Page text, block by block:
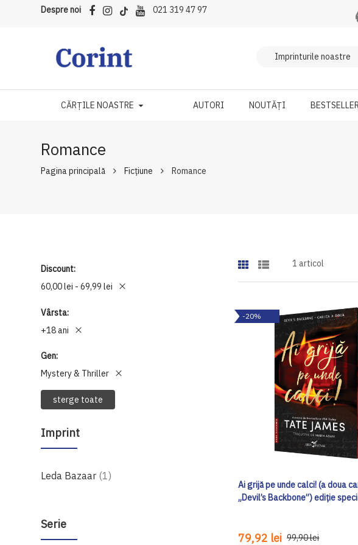
Despre noi 021 319 47 97
CĂRȚILE NOASTRE AUTORI NOUTĂȚI BESTSELLER
Romance
Pagina principală Ficțiune Romance
Discount
60,00 lei - 69,99 lei
Vârsta
+18 ani
Gen
Mystery & Thriller
sterge toate
Imprint
Leda Bazaar 1produs
Serie
1 articol
-20%
Ai grijă pe unde calci! (a doua
„Devil’s Backbone”) ediţie
79,92 lei 99,90 lei